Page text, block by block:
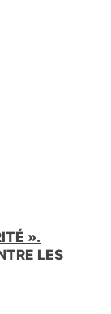
».
LES